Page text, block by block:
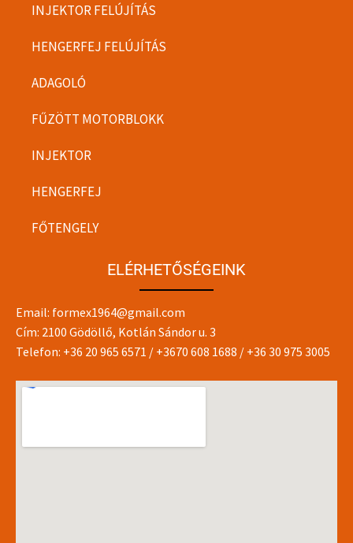
INJEKTOR FELÚJÍTÁS
HENGERFEJ FELÚJÍTÁS
ADAGOLÓ
FŰZÖTT MOTORBLOKK
INJEKTOR
HENGERFEJ
FŐTENGELY
ELÉRHETŐSÉGEINK
Email: formex1964@gmail.com
Cím: 2100 Gödöllő, Kotlán Sándor u. 3
Telefon: +36 20 965 6571 / +3670 608 1688 / +36 30 975 3005